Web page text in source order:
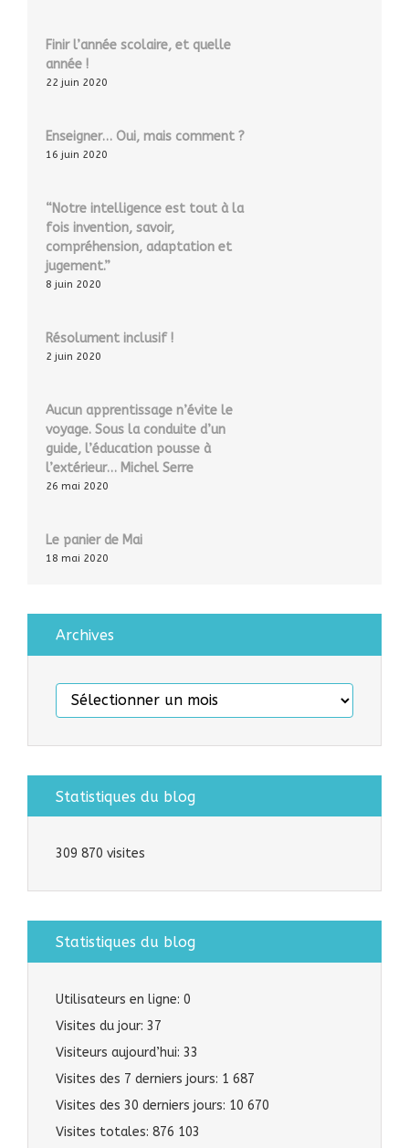
Finir l’année scolaire, et quelle
année !
22 juin 2020
Enseigner… Oui, mais comment ?
16 juin 2020
“Notre intelligence est tout à la
fois invention, savoir,
compréhension, adaptation et
jugement.”
8 juin 2020
Résolument inclusif !
2 juin 2020
Aucun apprentissage n’évite le
voyage. Sous la conduite d’un
guide, l’éducation pousse à
l’extérieur… Michel Serre
26 mai 2020
Le panier de Mai
18 mai 2020
Archives
Archives
Statistiques du blog
309 870 visites
Statistiques du blog
Utilisateurs en ligne: 0
Visites du jour: 37
Visiteurs aujourd’hui: 33
Visites des 7 derniers jours: 1 687
Visites des 30 derniers jours: 10 670
Visites totales: 876 103